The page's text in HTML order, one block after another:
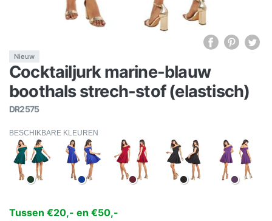
Nieuw
Cocktailjurk marine-blauw
boothals strech-stof (elastisch)
DR2575
BESCHIKBARE KLEUREN
Tussen €20,- en €50,-